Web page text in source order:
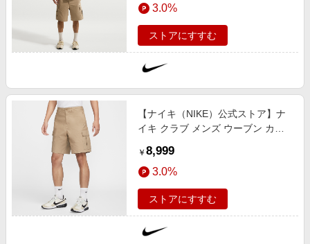
3.0%
ストアにすすむ
【ナイキ（NIKE）公式ストア】ナ
イキ クラブ メンズ ウーブン カー
ラウン
￥ 8,999
3.0%
ストアにすすむ